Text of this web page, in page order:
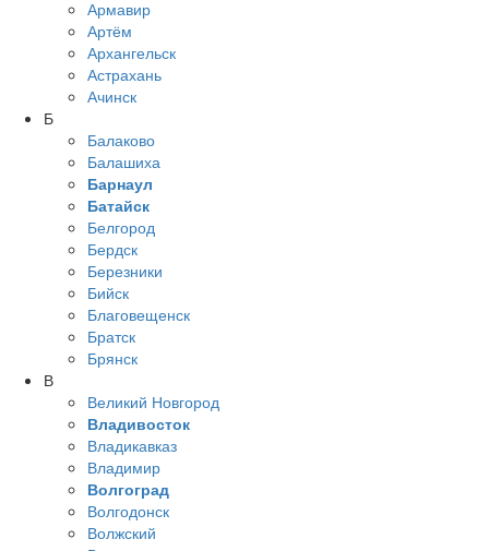
Армавир
Артём
Архангельск
Астрахань
Ачинск
Б
Балаково
Балашиха
Барнаул
Батайск
Белгород
Бердск
Березники
Бийск
Благовещенск
Братск
Брянск
В
Великий Новгород
Владивосток
Владикавказ
Владимир
Волгоград
Волгодонск
Волжский